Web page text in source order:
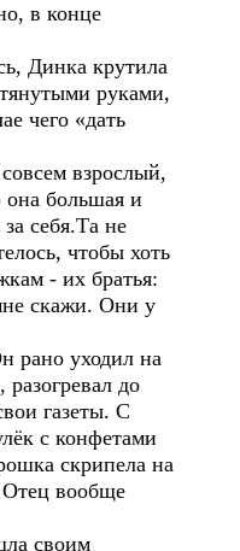
в конце
Динка крутила
руками,
чего «дать
взрослый,
она большая и
себя.Та не
чтобы хоть
- их братья:
скажи. Они у
рано уходил на
до
газеты. С
с конфетами
скрипела на
Отец вообще
своим